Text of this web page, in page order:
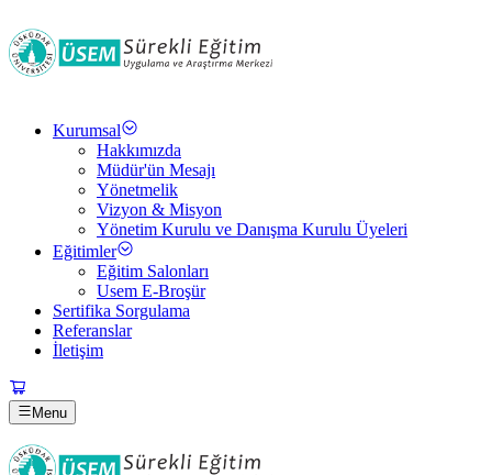
Kurumsal
Hakkımızda
Müdür'ün Mesajı
Yönetmelik
Vizyon & Misyon
Yönetim Kurulu ve Danışma Kurulu Üyeleri
Eğitimler
Eğitim Salonları
Usem E-Broşür
Sertifika Sorgulama
Referanslar
İletişim
Menu